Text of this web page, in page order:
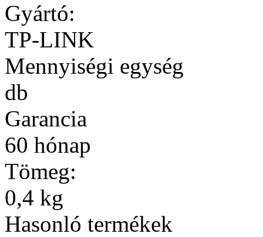
Gyártó:
TP-LINK
Mennyiségi egység
db
Garancia
60 hónap
Tömeg:
0,4 kg
Hasonló termékek